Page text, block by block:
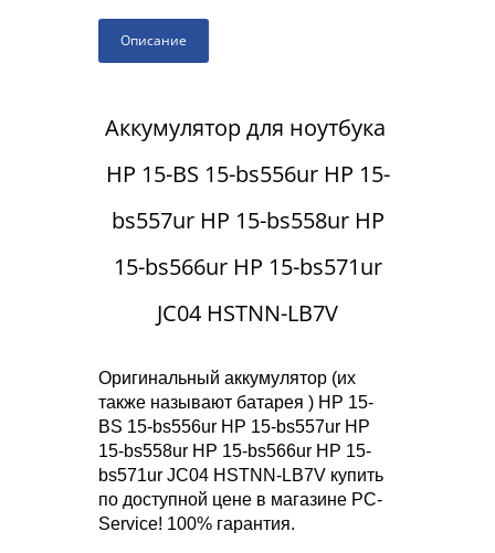
Описание
Аккумулятор для ноутбука​
HP 15-BS 15-bs556ur HP 15-
bs557ur HP 15-bs558ur HP
15-bs566ur HP 15-bs571ur
JC04 HSTNN-LB7V
Оригинальный аккумулятор (их
также называют батарея ) HP 15-
BS 15-bs556ur HP 15-bs557ur HP
15-bs558ur HP 15-bs566ur HP 15-
bs571ur JC04 HSTNN-LB7V купить
по доступной цене в магазине PC-
Service! 100% гарантия.